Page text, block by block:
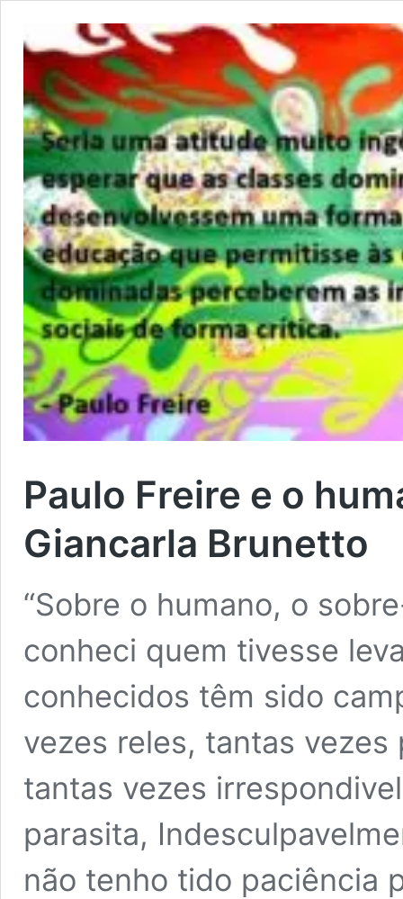
Paulo Freire e o
Giancarla Brunetto
“Sobre o humano, o
conheci quem tivesse
conhecidos têm sido
vezes reles, tantas
tantas vezes
parasita,
não tenho tido paciência